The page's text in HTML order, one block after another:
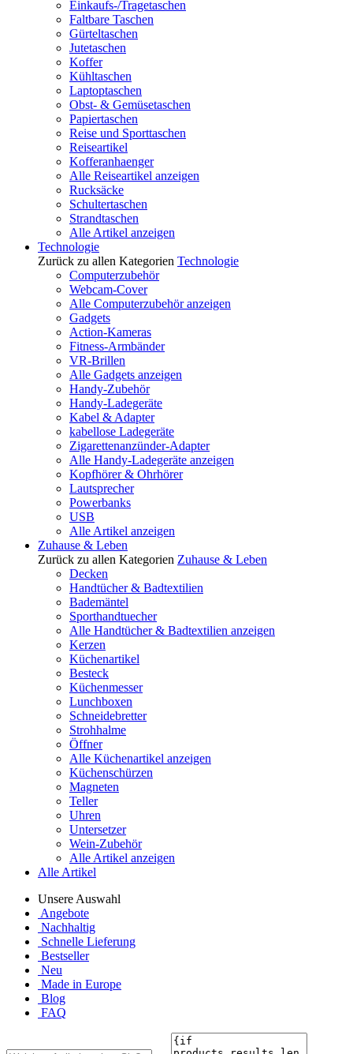
Einkaufs-/Tragetaschen
Faltbare Taschen
Gürteltaschen
Jutetaschen
Koffer
Kühltaschen
Laptoptaschen
Obst- & Gemüsetaschen
Papiertaschen
Reise und Sporttaschen
Reiseartikel
Kofferanhaenger
Alle Reiseartikel anzeigen
Rucksäcke
Schultertaschen
Strandtaschen
Alle Artikel anzeigen
Technologie
Zurück zu allen Kategorien Technologie
Computerzubehör
Webcam-Cover
Alle Computerzubehör anzeigen
Gadgets
Action-Kameras
Fitness-Armbänder
VR-Brillen
Alle Gadgets anzeigen
Handy-Zubehör
Handy-Ladegeräte
Kabel & Adapter
kabellose Ladegeräte
Zigarettenanzünder-Adapter
Alle Handy-Ladegeräte anzeigen
Kopfhörer & Ohrhörer
Lautsprecher
Powerbanks
USB
Alle Artikel anzeigen
Zuhause & Leben
Zurück zu allen Kategorien Zuhause & Leben
Decken
Handtücher & Badtextilien
Bademäntel
Sporthandtuecher
Alle Handtücher & Badtextilien anzeigen
Kerzen
Küchenartikel
Besteck
Küchenmesser
Lunchboxen
Schneidebretter
Strohhalme
Öffner
Alle Küchenartikel anzeigen
Küchenschürzen
Magneten
Teller
Uhren
Untersetzer
Wein-Zubehör
Alle Artikel anzeigen
Alle Artikel
Unsere Auswahl
Angebote
Nachhaltig
Schnelle Lieferung
Bestseller
Neu
Made in Europe
Blog
FAQ